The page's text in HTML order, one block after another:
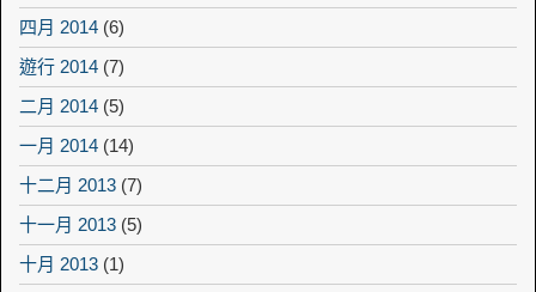
四月 2014 (6)
遊行 2014 (7)
二月 2014 (5)
一月 2014 (14)
十二月 2013 (7)
十一月 2013 (5)
十月 2013 (1)